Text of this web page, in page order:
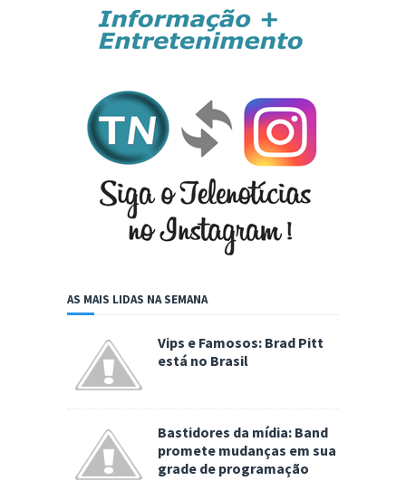
AS MAIS LIDAS NA SEMANA
Vips e Famosos: Brad Pitt
está no Brasil
Bastidores da mídia: Band
promete mudanças em sua
grade de programação